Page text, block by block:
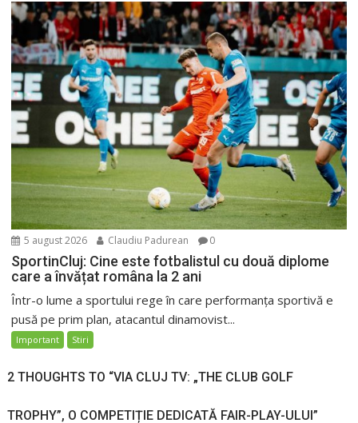
5 august 2026 Claudiu Padurean 0
SportinCluj: Cine este fotbalistul cu două diplome
care a învățat româna la 2 ani
Într-o lume a sportului rege în care performanța sportivă e
pusă pe prim plan, atacantul dinamovist...
Important Stiri
2 THOUGHTS TO “VIA CLUJ TV: „THE CLUB GOLF
TROPHY”, O COMPETIȚIE DEDICATĂ FAIR-PLAY-ULUI”